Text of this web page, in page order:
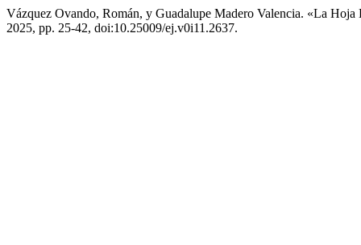
Vázquez Ovando, Román, y Guadalupe Madero Valencia. «La
2025, pp. 25-42, doi:10.25009/ej.v0i11.2637.